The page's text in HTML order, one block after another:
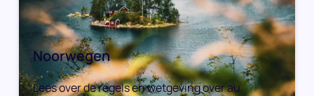
Noorwegen
Lees over de regels en wetgeving over au